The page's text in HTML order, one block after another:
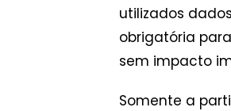
utilizados
obrigatória
sem impacto
Somente a